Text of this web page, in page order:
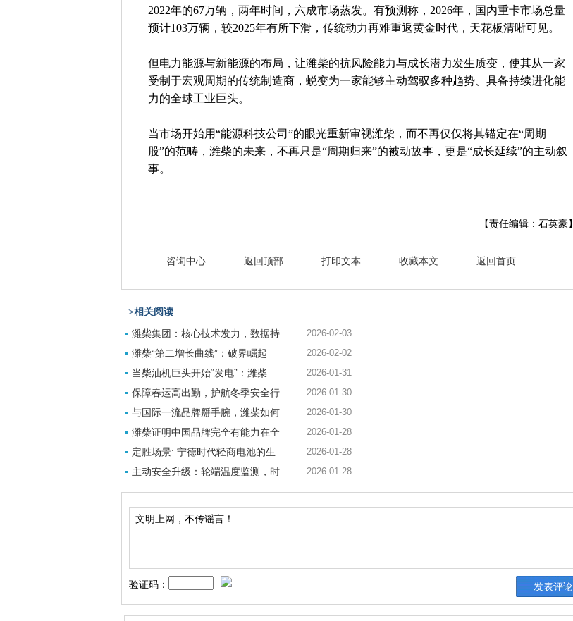
2022年的67万辆，两年时间，六成市场蒸发。有预测称，2026年，国内重卡市场总量
预计103万辆，较2025年有所下滑，传统动力再难重返黄金时代，天花板清晰可见。
但电力能源与新能源的布局，让潍柴的抗风险能力与成长潜力发生质变，使其从一家
受制于宏观周期的传统制造商，蜕变为一家能够主动驾驭多种趋势、具备持续进化能
力的全球工业巨头。
当市场开始用“能源科技公司”的眼光重新审视潍柴，而不再仅仅将其锚定在“周期
股”的范畴，潍柴的未来，不再只是“周期归来”的被动故事，更是“成长延续”的主动叙
事。
【责任编辑：石英豪】
咨询中心 返回顶部 打印文本 收藏本文 返回首页
>相关阅读
潍柴集团：核心技术发力，数据持 2026-02-03
潍柴“第二增长曲线”：破界崛起 2026-02-02
当柴油机巨头开始“发电”：潍柴 2026-01-31
保障春运高出勤，护航冬季安全行 2026-01-30
与国际一流品牌掰手腕，潍柴如何 2026-01-30
潍柴证明中国品牌完全有能力在全 2026-01-28
定胜场景: 宁德时代轻商电池的生 2026-01-28
主动安全升级：轮端温度监测，时 2026-01-28
验证码：